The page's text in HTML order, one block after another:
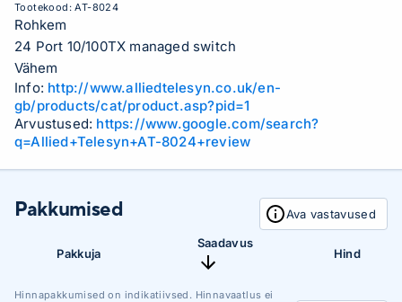
Tootekood:AT-8024
Rohkem
24 Port 10/100TX managed switch
Vähem
Info: http://www.alliedtelesyn.co.uk/en-
gb/products/cat/product.asp?pid=1
Arvustused: https://www.google.com/search?
q=Allied+Telesyn+AT-8024+review
Pakkumised Ava vastavused
Pakkuja
Saadavus
Hind
Hinnapakkumised on indikatiivsed. Hinnavaatlus ei